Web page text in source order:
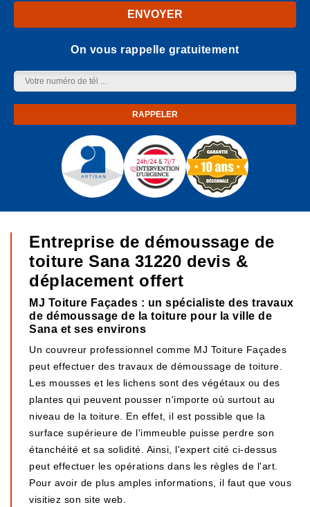
On vous rappelle gratuitement
Entreprise de démoussage de
toiture Sana 31220 devis &
déplacement offert
MJ Toiture Façades : un spécialiste des travaux
de démoussage de la toiture pour la ville de
Sana et ses environs
Un couvreur professionnel comme MJ Toiture Façades
peut effectuer des travaux de démoussage de toiture.
Les mousses et les lichens sont des végétaux ou des
plantes qui peuvent pousser n'importe où surtout au
niveau de la toiture. En effet, il est possible que la
surface supérieure de l'immeuble puisse perdre son
étanchéité et sa solidité. Ainsi, l'expert cité ci-dessus
peut effectuer les opérations dans les règles de l'art.
Pour avoir de plus amples informations, il faut que vous
visitiez son site web.